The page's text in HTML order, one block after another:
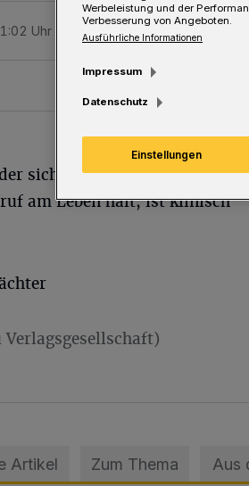
Uhr Eine Minute Lesezeit
sich durch einen
am Leben hält, ist klinisch
Verlagsgesellschaft)
Artikel Zum Thema Aus
Werbeleistung und der
Verbesserung von Angeboten.
Ausführliche Informationen
Impressum
Datenschutz
Einstellungen